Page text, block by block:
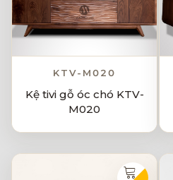
KTV-M020
Kệ tivi gỗ óc chó KTV-
M020